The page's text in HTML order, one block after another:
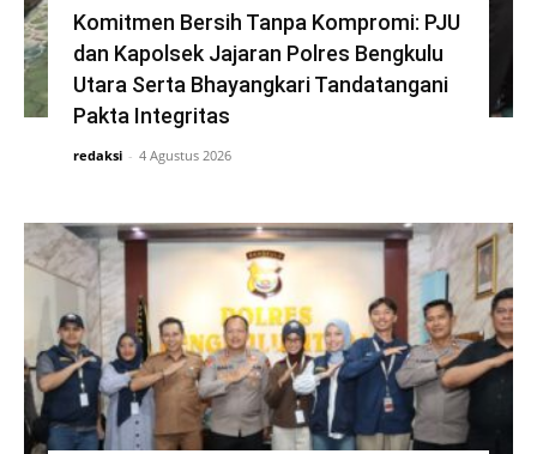
Komitmen Bersih Tanpa Kompromi: PJU
dan Kapolsek Jajaran Polres Bengkulu
Utara Serta Bhayangkari Tandatangani
Pakta Integritas
redaksi - 4 Agustus 2026